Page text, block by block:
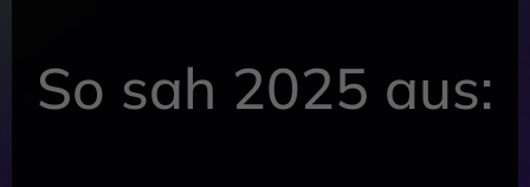
So sah 2025 aus: